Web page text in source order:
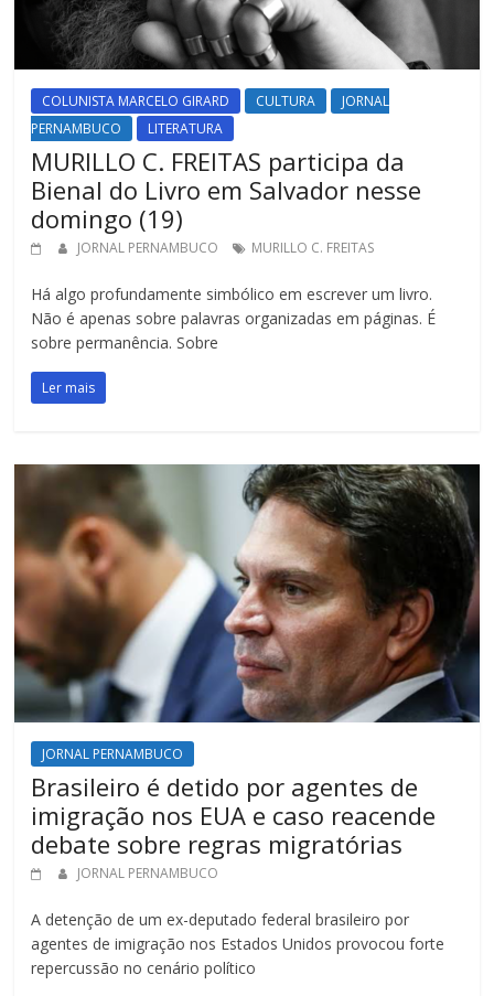
COLUNISTA MARCELO GIRARD CULTURA
JORNAL
PERNAMBUCO
LITERATURA
MURILLO C. FREITAS participa da
Bienal do Livro em Salvador nesse
domingo (19)
JORNAL PERNAMBUCO MURILLO C. FREITAS
Há algo profundamente simbólico em escrever um livro.
Não é apenas sobre palavras organizadas em páginas. É
sobre permanência. Sobre
Ler mais
JORNAL PERNAMBUCO
Brasileiro é detido por agentes de
imigração nos EUA e caso reacende
debate sobre regras migratórias
JORNAL PERNAMBUCO
A detenção de um ex-deputado federal brasileiro por
agentes de imigração nos Estados Unidos provocou forte
repercussão no cenário político